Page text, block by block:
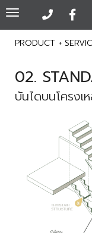
Toggle
navigation
PRODUCT +
02.
บันไดบนโครงเ